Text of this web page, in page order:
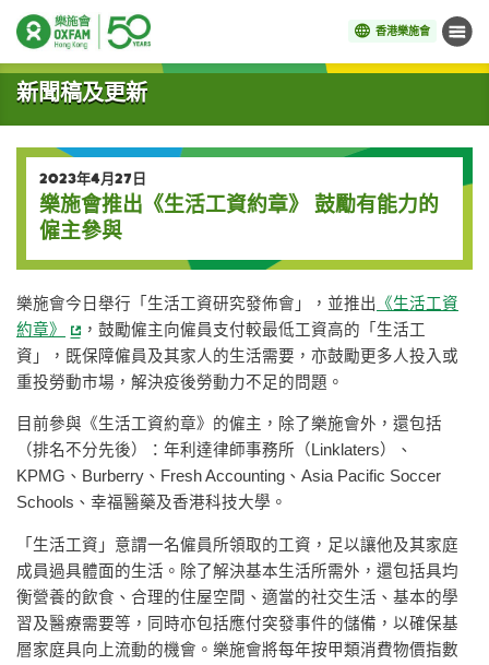
香港樂施會 目錄
開始主要內容
新聞稿及更新
2023年4月27日
樂施會推出《生活工資約章》 鼓勵有能力的
僱主參與
樂施會今日舉行「生活工資研究發佈會」，並推出 《生活工資
約章》
，鼓勵僱主向僱員支付較最低工資高的「生活工
資」，既保障僱員及其家人的生活需要，亦鼓勵更多人投入或
重投勞動市場，解決疫後勞動力不足的問題。
目前參與《生活工資約章》的僱主，除了樂施會外，還包括
（排名不分先後）：年利達律師事務所（Linklaters）、
KPMG、Burberry、Fresh Accounting、Asia Pacific Soccer
Schools、幸福醫藥及香港科技大學。
「生活工資」意謂一名僱員所領取的工資，足以讓他及其家庭
成員過具體面的生活。除了解決基本生活所需外，還包括具均
衡營養的飲食、合理的住屋空間、適當的社交生活、基本的學
習及醫療需要等，同時亦包括應付突發事件的儲備，以確保基
層家庭具向上流動的機會。樂施會將每年按甲類消費物價指數